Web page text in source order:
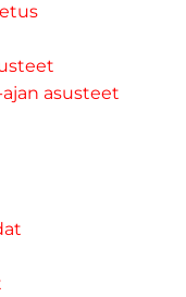
asusteet